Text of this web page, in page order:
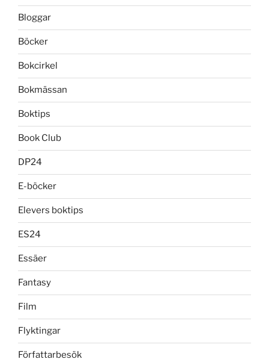
Bloggar
Böcker
Bokcirkel
Bokmässan
Boktips
Book Club
DP24
E-böcker
Elevers boktips
ES24
Essäer
Fantasy
Film
Flyktingar
Författarbesök